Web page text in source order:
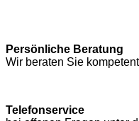
Persönliche Beratung
Wir beraten Sie
Telefonservice